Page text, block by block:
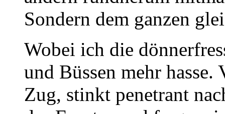
Sondern dem ganzen
Wobei ich die
und Büssen mehr
Zug, stinkt penetrant